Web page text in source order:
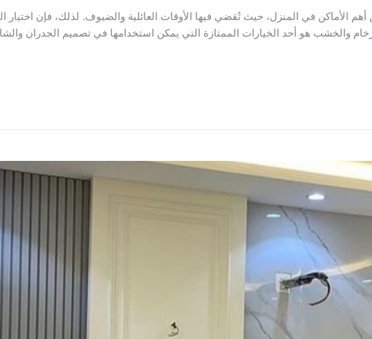
الأماكن في المنزل، حيث تُقضي فيها الأوقات العائلية والضيوف. لذلك، فإن اختيار
والخشب هو أحد الخيارات الممتازة التي يمكن استخدامها في تصميم الجدران